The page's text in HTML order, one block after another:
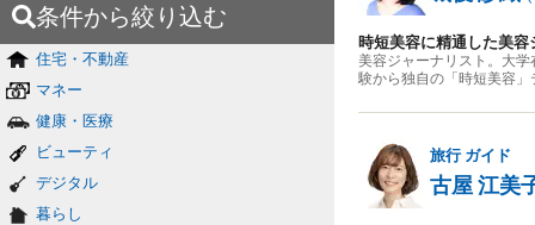
条件から絞り込む
住宅・不動産
マネー
健康・医療
ビューティ
デジタル
暮らし
時短美容に精通した美容
美容ジャーナリスト。大
験から独自の「時短美容
旅行ガイド
古屋 江美